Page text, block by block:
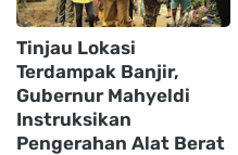
Tinjau Lokasi
Terdampak Banjir,
Gubernur Mahyeldi
Instruksikan
Pengerahan Alat Berat